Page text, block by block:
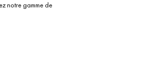
notre gamme de